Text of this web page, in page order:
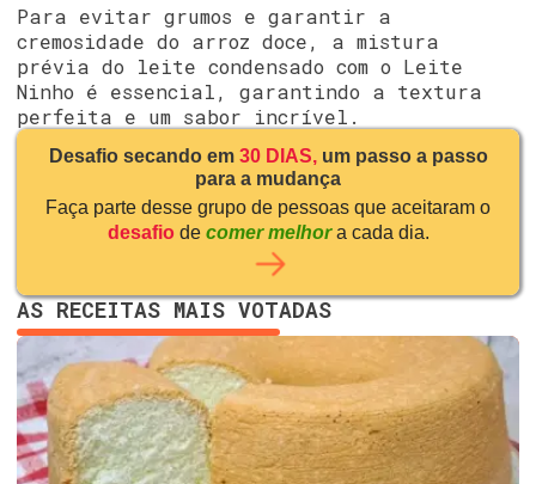
Para evitar grumos e garantir a
cremosidade do arroz doce, a mistura
prévia do leite condensado com o Leite
Ninho é essencial, garantindo a textura
perfeita e um sabor incrível.
Desafio secando em 30 DIAS, um passo a passo
para a mudança
Faça parte desse grupo de pessoas que aceitaram o
desafio de comer melhora cada dia.
AS RECEITAS MAIS VOTADAS